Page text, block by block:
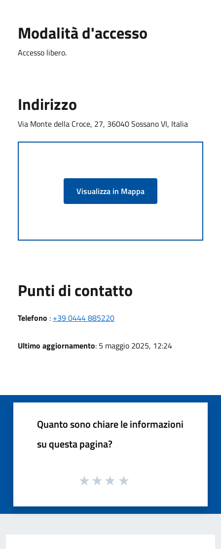
Modalità d'accesso
Accesso libero.
Indirizzo
Via Monte della Croce, 27, 36040 Sossano VI, Italia
Visualizza in Mappa
Punti di contatto
Telefono : +39 0444 885220
Ultimo aggiornamento: 5 maggio 2025, 12:24
Quanto sono chiare le informazioni
su questa pagina?